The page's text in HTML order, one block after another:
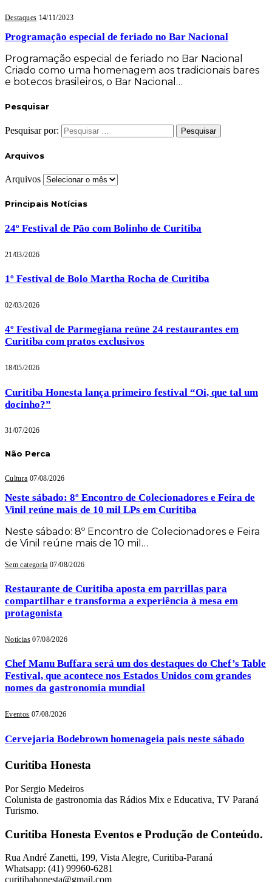
Destaques 14/11/2023
Programação especial de feriado no Bar Nacional
Programação especial de feriado no Bar Nacional
Criado como uma homenagem aos tradicionais bares
e botecos brasileiros, o Bar Nacional…
Pesquisar
Pesquisar por:
Arquivos
Arquivos
Principais Notícias
24º Festival de Pão com Bolinho de Curitiba
21/03/2026
1º Festival de Bolo Martha Rocha de Curitiba
02/03/2026
4º Festival de Parmegiana reúne 24 restaurantes em
Curitiba com pratos exclusivos
18/05/2026
Curitiba Honesta lança primeiro festival “Oi, que tal um
docinho?”
31/07/2026
Não Perca
Cultura 07/08/2026
Neste sábado: 8º Encontro de Colecionadores e Feira de
Vinil reúne mais de 10 mil LPs em Curitiba
Neste sábado: 8º Encontro de Colecionadores e Feira
de Vinil reúne mais de 10 mil…
Sem categoria 07/08/2026
Restaurante de Curitiba aposta em parrillas para
compartilhar e transforma a experiência à mesa em
protagonista
Notícias 07/08/2026
Chef Manu Buffara será um dos destaques do Chef’s Table
Festival, que acontece nos Estados Unidos com grandes
nomes da gastronomia mundial
Eventos 07/08/2026
Cervejaria Bodebrown homenageia pais neste sábado
Curitiba Honesta
Por Sergio Medeiros
Colunista de gastronomia das Rádios Mix e Educativa, TV Paraná
Turismo.
Curitiba Honesta Eventos e Produção de Conteúdo.
Rua André Zanetti, 199, Vista Alegre, Curitiba-Paraná
Whatsapp: (41) 99960-6281
curitibahonesta@gmail.com